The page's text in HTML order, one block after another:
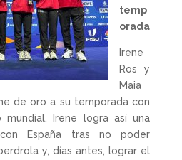
temp
orada
Irene
Ros y
Maia
de oro a su temporada con
mundial. Irene logra así una
España tras no poder
y, días antes, lograr el